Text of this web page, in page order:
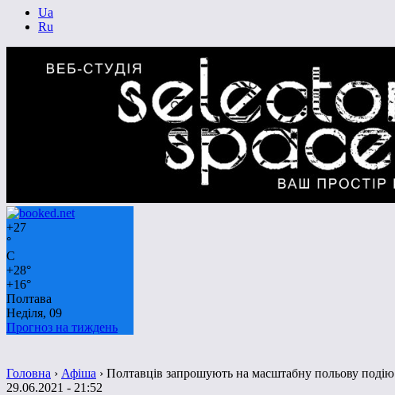
Ua
Ru
+27
°
C
+28°
+16°
Полтава
Неділя, 09
Прогноз на тиждень
Головна › Афіша › Полтавців запрошують на масштабну польову подію
29.06.2021 - 21:52